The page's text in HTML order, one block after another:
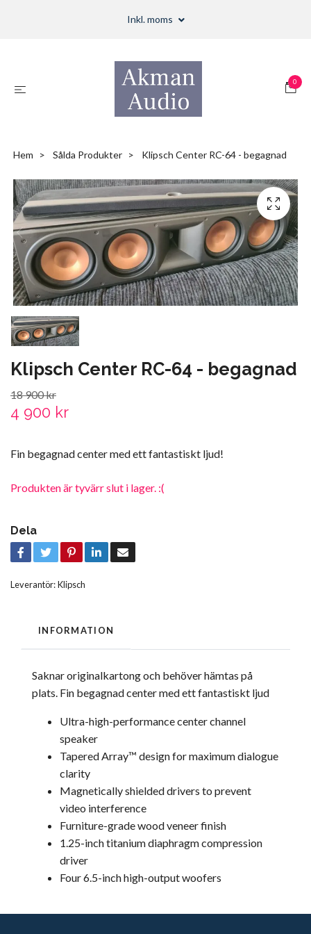
Inkl. moms
0
Hem Sålda Produkter Klipsch Center RC-64 - begagnad
Klipsch Center RC-64 - begagnad
18 900 kr
4 900 kr
Fin begagnad center med ett fantastiskt ljud!
Produkten är tyvärr slut i lager. :(
Dela
Leverantör:Klipsch
INFORMATION
Saknar originalkartong och behöver hämtas på
plats. Fin begagnad center med ett fantastiskt ljud
Ultra-high-performance center channel
speaker
Tapered Array™ design for maximum dialogue
clarity
Magnetically shielded drivers to prevent
video interference
Furniture-grade wood veneer finish
1.25-inch titanium diaphragm compression
driver
Four 6.5-inch high-output woofers